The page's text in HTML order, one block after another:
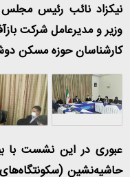
نیکزاد نائب رئیس
وزیر و مدیرعامل شرکت
کارشناسان حوزه مسکن